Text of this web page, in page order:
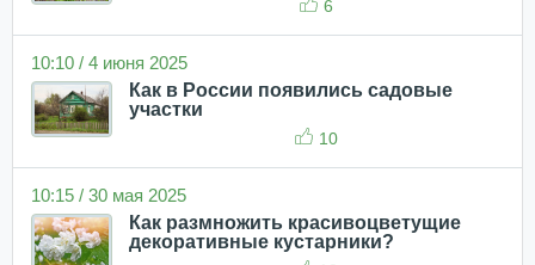
6
10:10 / 4 июня 2025
Как в России появились садовые
участки
10
10:15 / 30 мая 2025
Как размножить красивоцветущие
декоративные кустарники?